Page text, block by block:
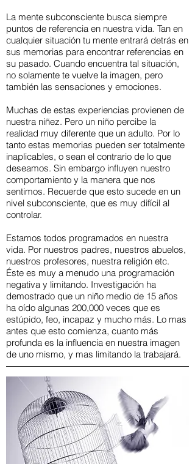
La mente subconsciente busca siempre
puntos de referencia en nuestra vida. Tan en
cualquier situación tu mente entrará detrás en
sus memorias para encontrar referencias en
su pasado. Cuando encuentra tal situación,
no solamente te vuelve la imagen, pero
también las sensaciones y emociones.
Muchas de estas experiencias provienen de
nuestra niñez. Pero un niño percibe la
realidad muy diferente que un adulto. Por lo
tanto estas memorias pueden ser totalmente
inaplicables, o sean el contrario de lo que
deseamos. Sin embargo influyen nuestro
comportamiento y la manera que nos
sentimos. Recuerde que esto sucede en un
nivel subconsciente, que es muy difícil al
controlar.
Estamos todos programados en nuestra
vida. Por nuestros padres, nuestros abuelos,
nuestros profesores, nuestra religión etc.
Éste es muy a menudo una programación
negativa y limitando. Investigación ha
demostrado que un niño medio de 15 años
ha oído algunas 200,000 veces que es
estúpido, feo, incapaz y mucho más. Lo mas
antes que esto comienza, cuanto más
profunda es la influencia en nuestra imagen
de uno mismo, y mas limitando la trabajará.